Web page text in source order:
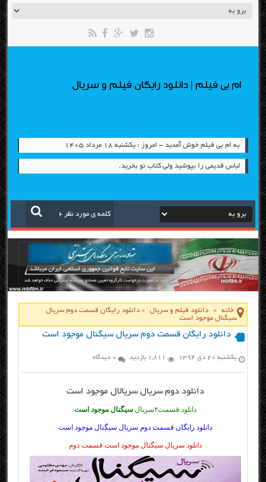
ام بی فیلم | دانلود رایگان فیلم و سریال
به ام بی فیلم خوش آمدید - امروز : یکشنبه ۱۸ مرداد ۱۴۰۵
لباس قدیمی را بپوشید ولی کتاب نو بخرید.
خانه » دانلود فیلم و سریال »دانلود رایگان قسمت دوم سریال
سیگنال موجود است
دانلود رایگان قسمت دوم سریال سیگنال موجود است
یکشنبه ۲۰ دی ۱۳۹۴ 1,811 بازدید 0 دیدگاه
دانلود دوم سریالسریالال موجود است
دانلود قسمت۲سریال سیگنال موجود است
دانلود رایگان قسمت دوم سریال سیگنال موجود است
دانلود سریال سیگنال موجود است قسمت دوم